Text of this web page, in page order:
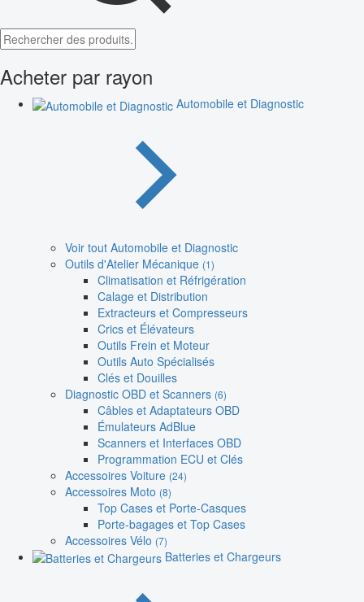
Acheter par rayon
Automobile et Diagnostic
Voir tout Automobile et Diagnostic
Outils d'Atelier Mécanique (1)
Climatisation et Réfrigération
Calage et Distribution
Extracteurs et Compresseurs
Crics et Élévateurs
Outils Frein et Moteur
Outils Auto Spécialisés
Clés et Douilles
Diagnostic OBD et Scanners (6)
Câbles et Adaptateurs OBD
Émulateurs AdBlue
Scanners et Interfaces OBD
Programmation ECU et Clés
Accessoires Voiture (24)
Accessoires Moto (8)
Top Cases et Porte-Casques
Porte-bagages et Top Cases
Accessoires Vélo (7)
Batteries et Chargeurs